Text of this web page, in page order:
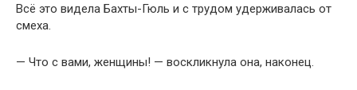
Всё это видела Бахты-Гюль и с трудом удерживалась от
смеха.
— Что с вами, женщины! — воскликнула она, наконец.